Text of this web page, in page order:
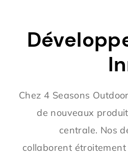
Chez 4 Seasons
de nouveaux
centrale. Nos
collaborent